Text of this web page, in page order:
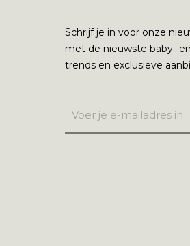
Schrijf je in voor onze
met de nieuwste baby-
trends en exclusieve